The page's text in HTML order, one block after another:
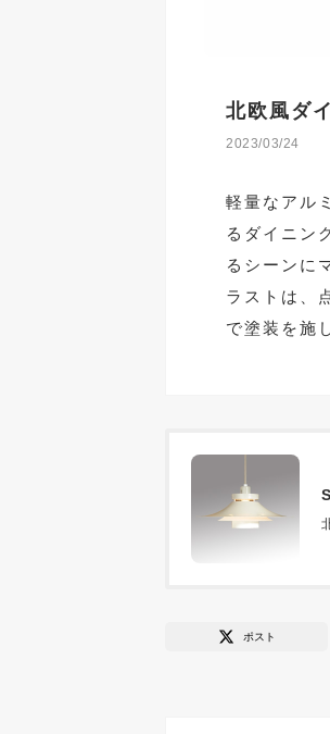
北欧風ダ
2023/03/24
軽量なアル
るダイニン
るシーンに
ラストは、
で塗装を施
ポスト